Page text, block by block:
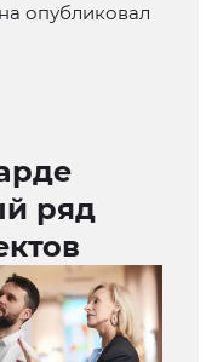
опубликовал
ряд